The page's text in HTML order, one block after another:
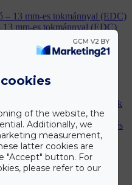
mm-es tokmánnyal (EDC)
és légkompresszor
oktató játék kicsiknek és
Kerti
termékek
of the website, the
Additionally, we
measurement,
latter cookies are
"Accept" button. For
please refer to our